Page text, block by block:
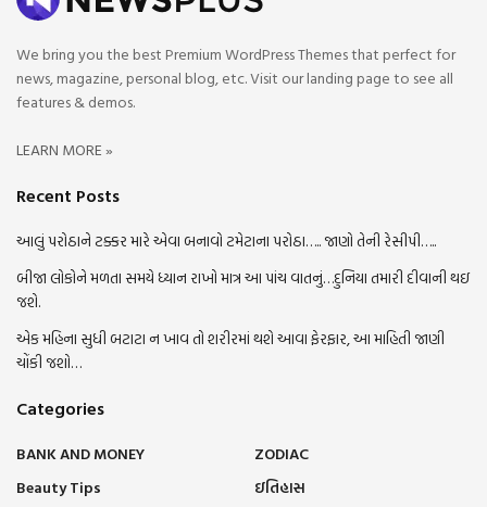
We bring you the best Premium WordPress Themes that perfect for
news, magazine, personal blog, etc. Visit our landing page to see all
features & demos.
LEARN MORE »
Recent Posts
આલું પરોઠાને ટક્કર મારે એવા બનાવો ટમેટાના પરોઠા….. જાણો તેની રેસીપી…..
બીજા લોકોને મળતા સમયે ધ્યાન રાખો માત્ર આ પાંચ વાતનું…દુનિયા તમારી દીવાની થઇ
જશે.
એક મહિના સુધી બટાટા ન ખાવ તો શરીરમાં થશે આવા ફેરફાર, આ માહિતી જાણી
ચોંકી જશો…
Categories
BANK AND MONEY
Beauty Tips
ZODIAC
ઇતિહાસ